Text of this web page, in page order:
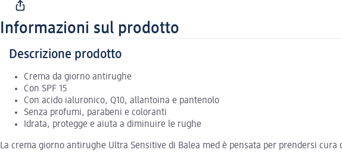
Informazioni sul prodotto
Descrizione prodotto
Crema da giorno antirughe
Con SPF 15
Con acido ialuronico, Q10, allantoina e pantenolo
Senza profumi, parabeni e coloranti
Idrata, protegge e aiuta a diminuire le rughe
La crema giorno antirughe Ultra Sensitive di Balea med è pensata per prendersi